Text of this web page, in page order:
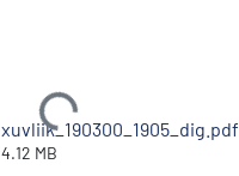
Ladataan...
xuvliik_190300_1905_dig.pdf
4.12 MB